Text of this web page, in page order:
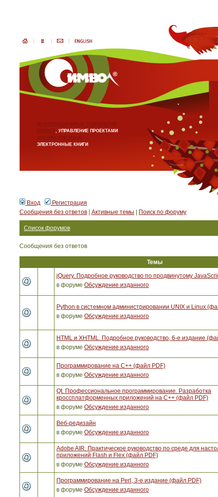
ИНФОРМАЦИОННЫЕ ТЕХНОЛОГИИ
БИЗНЕС, УПРАВЛЕНИЕ ПРОЕКТАМИ
АНГЛИЙСКИЙ ЯЗЫК
ЭЛЕКТРОННЫЕ КНИГИ
Вход
Регистрация
Сообщения без ответов
Активные темы Поиск по форуму
Список форумов
Сообщения без ответов
Темы
jQuery. Подробное руководство по продвинутому
в форуме Обсуждение изданного
Python в системном администрировании UNIX и Linux
в форуме Обсуждение изданного
HTML и XHTML. Подробное руководство, 6-е издание
в форуме Обсуждение изданного
Программирование на C++ (файл PDF)
в форуме Обсуждение изданного
Qt. Профессиональное программирование. Разработка
кроссплатформенных приложений на С++ (файл PDF)
в форуме Обсуждение изданного
Веб-редизайн
в форуме Обсуждение изданного
Adobe AIR. Практическое руководство по среде для
приложений Flash и Flex (файл PDF)
в форуме Обсуждение изданного
Программирование на Perl, 3-е издание (файл PDF)
в форуме Обсуждение изданного